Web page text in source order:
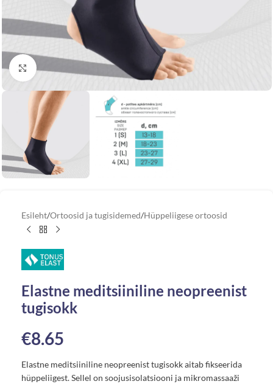
Vaata suuremat pilti
Esileht/Ortoosid ja tugisidemed/Hüppeliigese ortoosid
Elastne meditsiiniline neopreenist
tugisokk
€8.65
Elastne meditsiiniline neopreenist tugisokk aitab fikseerida
hüppeliigest. Sellel on soojusisolatsiooni ja mikromassaaži